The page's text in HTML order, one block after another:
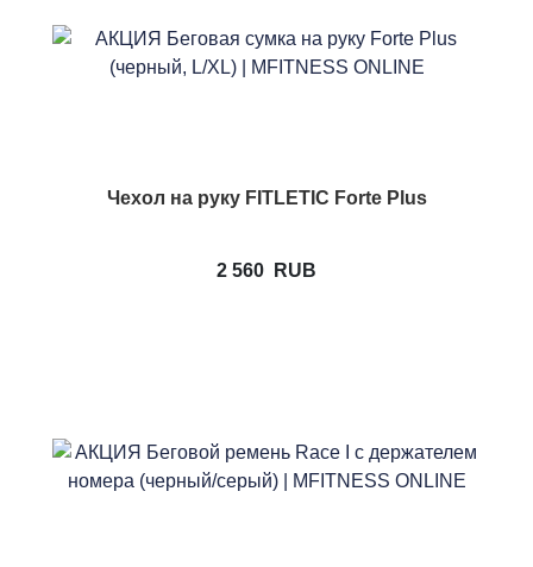
Чехол на руку FITLETIC Forte Plus
2 560 RUB